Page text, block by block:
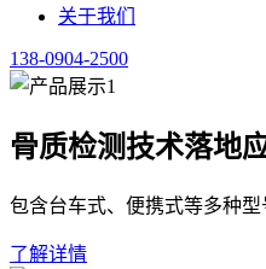
关于我们
138-0904-2500
骨质检测技术落地
包含台车式、便携式等多种
了解详情